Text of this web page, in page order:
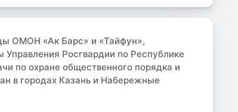
ОМОН «Ак Барс» и «Тайфун»,
Росгвардии по Республике
по охране общественного порядка и
в городах Казань и Набережные